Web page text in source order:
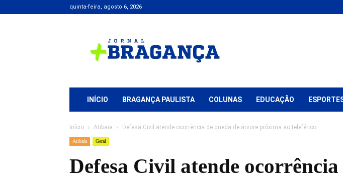
quinta-feira, agosto 6, 2026
+
Bragança
INÍCIO BRAGANÇA PAULISTA COLUNAS EDUCAÇÃO
Início Atibaia Defesa Civil atende ocorrência de queda de árvore próxima ao teleférico
Atibaia Geral
Defesa Civil atende